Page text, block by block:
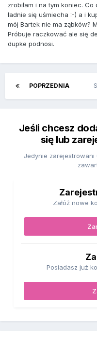
zrobiłam i na tym koniec.
ładnie się uśmiecha :-) a i
mój Bartek nie ma ząbków?
Próbuje raczkować ale się
dupke podnosi.
POPRZEDNIA
Jeśli chcesz
się lub
Jedynie
Załóż nowe
Posiadasz już